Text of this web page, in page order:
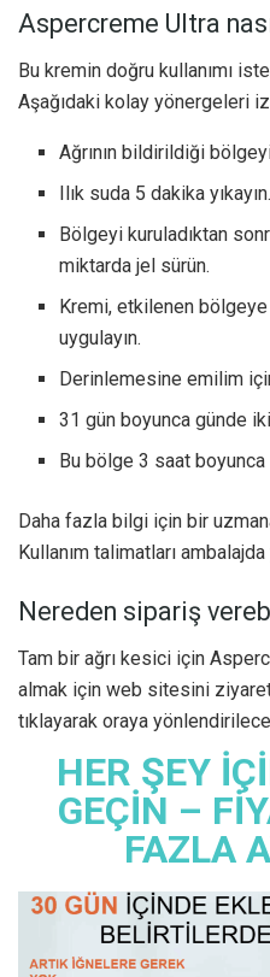
Aspercreme Ultra
Bu kremin doğru kullanımı
Aşağıdaki kolay yönergeleri
Ağrının bildirildiği bölgeyi
Ilık suda 5 dakika yıkayın.
Bölgeyi kuruladıktan
miktarda jel sürün.
Kremi, etkilenen
uygulayın.
Derinlemesine emilim
31 gün boyunca günde
Bu bölge 3 saat boyunca
Daha fazla bilgi için bir
Kullanım talimatları
Nereden sipariş
Tam bir ağrı kesici için
almak için web sitesini
tıklayarak oraya
HER ŞEY
GEÇİN –
FAZLA